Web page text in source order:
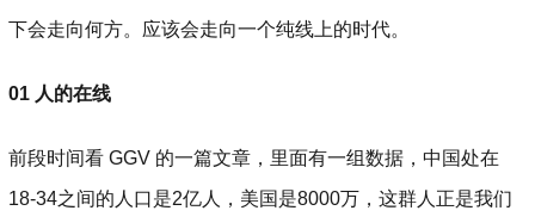
下会走向何方。应该会走向一个纯线上的时代。
01 人的在线
前段时间看 GGV 的一篇文章，里面有一组数据，中国处在
18-34之间的人口是2亿人，美国是8000万，这群人正是我们